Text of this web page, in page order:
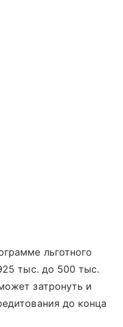
льготного
тыс. до 500 тыс.
затронуть и
до конца